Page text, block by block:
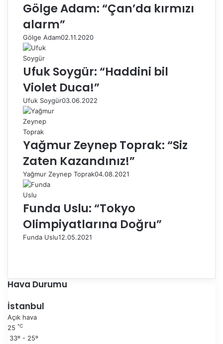
Gölge Adam: “Çan’da kırmızı
alarm”
Gölge Adam02.11.2020
Ufuk Soygür: “Haddini bil
Violet Duca!”
Ufuk Soygür03.06.2022
Yağmur Zeynep Toprak: “Siz
Zaten Kazandınız!”
Yağmur Zeynep Toprak04.08.2021
Funda Uslu: “Tokyo
Olimpiyatlarına Doğru”
Funda Uslu12.05.2021
e
k
s
a
n
k
i
Hava Durumu
İstanbul
Açık hava
25 ℃
33º - 25º